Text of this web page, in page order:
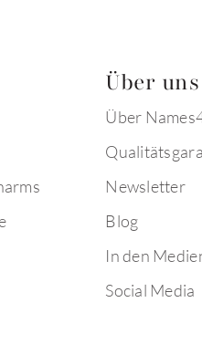
Über uns
Über
Newsletter
Blog
In den
Social Media